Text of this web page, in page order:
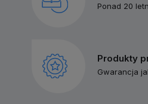
Ponad 20
Produkty
Gwarancja